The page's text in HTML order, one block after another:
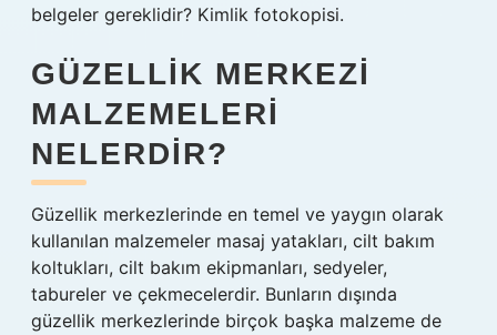
belgeler gereklidir? Kimlik fotokopisi.
GÜZELLIK MERKEZI
MALZEMELERI
NELERDIR?
Güzellik merkezlerinde en temel ve yaygın olarak
kullanılan malzemeler masaj yatakları, cilt bakım
koltukları, cilt bakım ekipmanları, sedyeler,
tabureler ve çekmecelerdir. Bunların dışında
güzellik merkezlerinde birçok başka malzeme de